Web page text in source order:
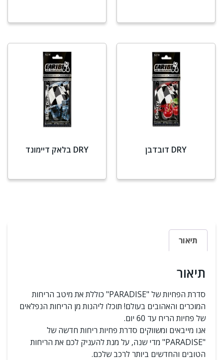
DRY דובדבן DRY בלאק דיימונד
תיאור
תיאור
סדרת הפחיות של "PARADISE" כוללת את מיטב הריחות
המוכרים והאהובים בעולם! תוכלו ליהנות מן הריחות הנפלאים
של פחיות הריח עד 60 יום.
אנו מייבאים ומשווקים סדרת פחיות ריחות חדשה של
"PARADISE" מדי שנה, על מנת להעניק לכם את הריחות
הטובים והחדשים ביותר לרכב שלכם.